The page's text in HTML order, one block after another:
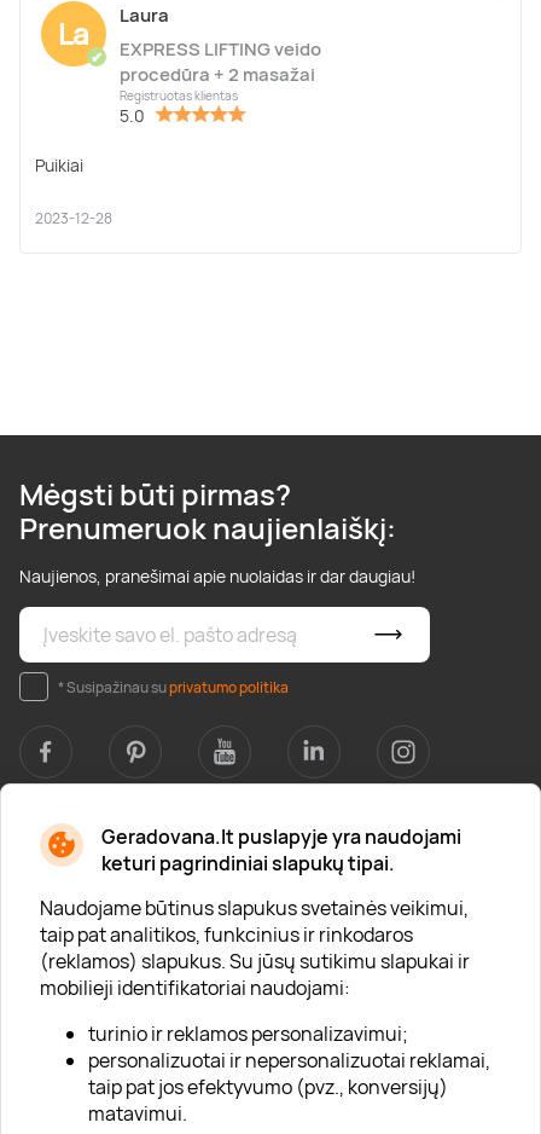
Geradovana.lt puslapyje yra naudojami
keturi pagrindiniai slapukų tipai.
Naudojame būtinus slapukus svetainės veikimui,
taip pat analitikos, funkcinius ir rinkodaros
(reklamos) slapukus. Su jūsų sutikimu slapukai ir
mobilieji identifikatoriai naudojami:
turinio ir reklamos personalizavimui;
personalizuotai ir nepersonalizuotai reklamai,
taip pat jos efektyvumo (pvz., konversijų)
matavimui.
La
✔
Laura
EXPRESS LIFTING veido
procedūra + 2 masažai
Registruotas klientas
5.0
Puikiai
2023-12-28
Mėgsti būti pirmas?
Prenumeruok naujienlaiškį:
Naujienos, pranešimai apie nuolaidas ir dar daugiau!
* Susipažinau suprivatumo politika
Apie mus
Apie „Gera Dovana“
Lojalumo klubas
Karjera
Visi partneriai
Kontaktai
Tinklaraštis